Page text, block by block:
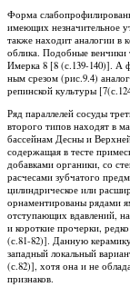
Форма
имеющих незначительное
также находит аналогии в
облика. Подобные венчики
Имерка 8 [8 (с.139-140)]. А
ным срезом (рис.9.4)
репинской культуры
Ряд параллелей сосуды
второго типов находят в
бассейнам Десны и
содержащая в тесте
добавками органики, со
расчесами зубчатого
цилиндрическое или
орнаментированы рядами
отступающих вдавлений,
и короткие прочерки,
(с.81-82)]. Данную
западный локальный
(с.82)], хотя она и не
признаков.